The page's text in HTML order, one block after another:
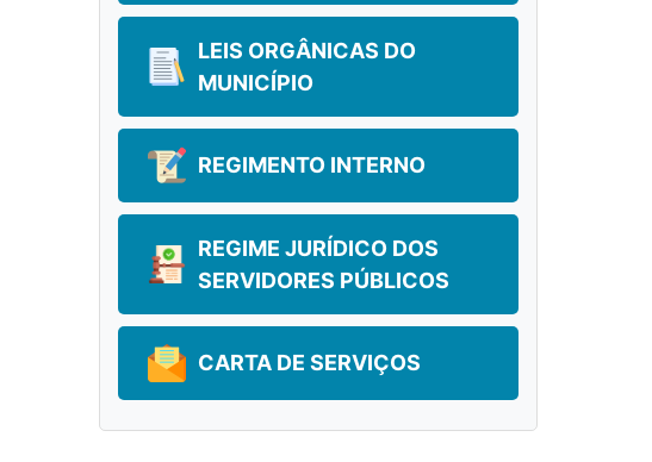
LEIS ORGÂNICAS DO
MUNICÍPIO
REGIMENTO INTERNO
REGIME JURÍDICO DOS
SERVIDORES PÚBLICOS
CARTA DE SERVIÇOS